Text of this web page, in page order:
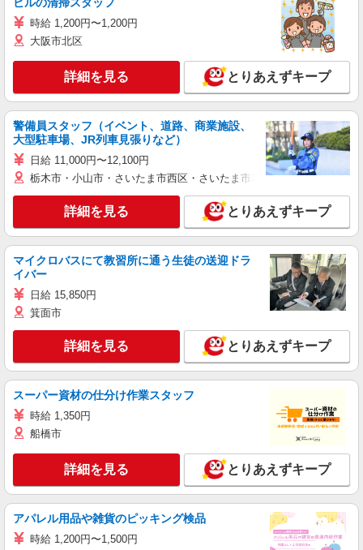
時給 1,200円〜1,200円
大阪市北区
詳細を見る とりあえずキープ
警備員スタッフ（イベント、道路、商業施設、
大型駐車場、JR列車見張りなど）
日給 11,000円〜12,100円
栃木市・小山市・さいたま市西区・さいたま市岩槻区・久喜市・蓮田
詳細を見る とりあえずキープ
マイクロバスにて教習所に通う生徒の送迎ドラ
イバー
日給 15,850円
箕面市
詳細を見る とりあえずキープ
スーパー資材の仕分け作業スタッフ
時給 1,350円
船橋市
詳細を見る とりあえずキープ
アパレル用品や雑貨のピッキング検品
時給 1,200円〜1,500円